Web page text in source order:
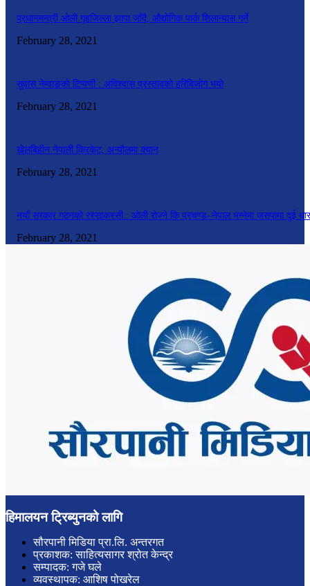
प्रधानमन्त्री ओली गृहजिल्ला झापा जाँदै, औद्योगिक पार्क शिलान्यास गर्ने
February 28, 2021
सुवास नेम्वाङको टिप्पणी : अविश्वास प्रस्तावको हरिबिजोग भयो
February 28, 2021
खेलबिहीन नेपाली क्रिकेट, अन्यौलमा क्यान
February 28, 2021
नयाँ सरकार गठनको रस्साकस्सी : ओली रोज्ने कि प्रचण्ड–नेपाल भन्नेमा जसपामा दुई धार
February 28, 2021
हिमालयन ट्रिब्युनको लागि
सौरपानी मिडिया प्रा.लि. अन्तरगत
प्रकाशक: साहित्यसागर श्रोत केन्द्र
सम्पादक: गजे घले
व्यवस्थापक: आशिष पोखरेल